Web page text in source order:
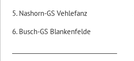
5. Nashorn-GS Vehlefanz
6. Busch-GS Blankenfelde